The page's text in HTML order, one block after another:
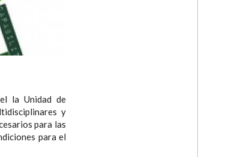
la Unidad de
y
para las
para el